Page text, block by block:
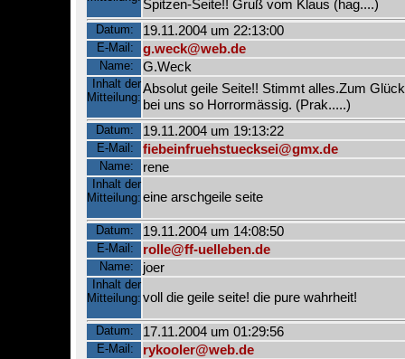
Spitzen-Seite!! Gruß vom Klaus (hag....)
Datum: 19.11.2004 um 22:13:00
E-Mail: g.weck@web.de
Name: G.Weck
Inhalt der
Mitteilung:
Absolut geile Seite!! Stimmt alles.Zum
bei uns so Horrormässig. (Prak.....)
Datum: 19.11.2004 um 19:13:22
E-Mail: fiebeinfruehstuecksei@gmx.de
Name: rene
Inhalt der
Mitteilung: eine arschgeile seite
Datum: 19.11.2004 um 14:08:50
E-Mail: rolle@ff-uelleben.de
Name: joer
Inhalt der
Mitteilung: voll die geile seite! die pure wahrheit!
Datum: 17.11.2004 um 01:29:56
E-Mail: rykooler@web.de